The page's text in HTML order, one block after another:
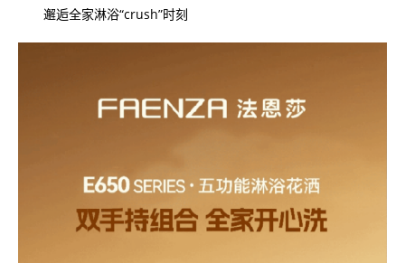
邂逅全家淋浴“crush”时刻